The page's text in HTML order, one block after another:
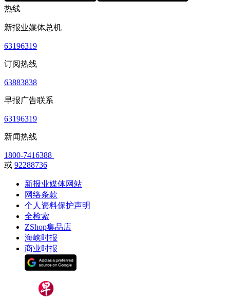
热线
新报业媒体总机
63196319
订阅热线
63883838
早报广告联系
63196319
新闻热线
1800-7416388
或 92288736
新报业媒体网站
网络条款
个人资料保护声明
全检索
ZShop集品店
海峡时报
商业时报